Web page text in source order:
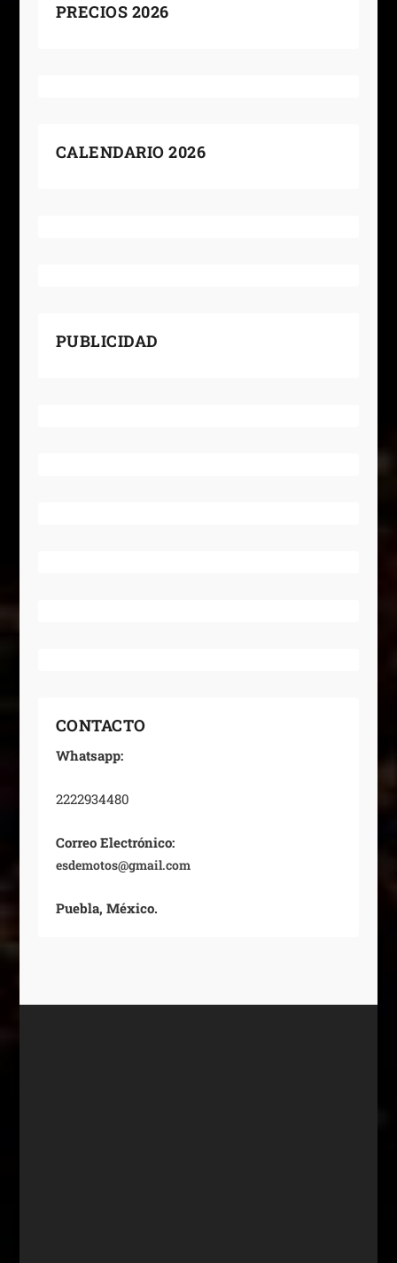
PRECIOS 2026
CALENDARIO 2026
PUBLICIDAD
CONTACTO
Whatsapp:
2222934480
Correo Electrónico:
esdemotos@gmail.com
Puebla, México.